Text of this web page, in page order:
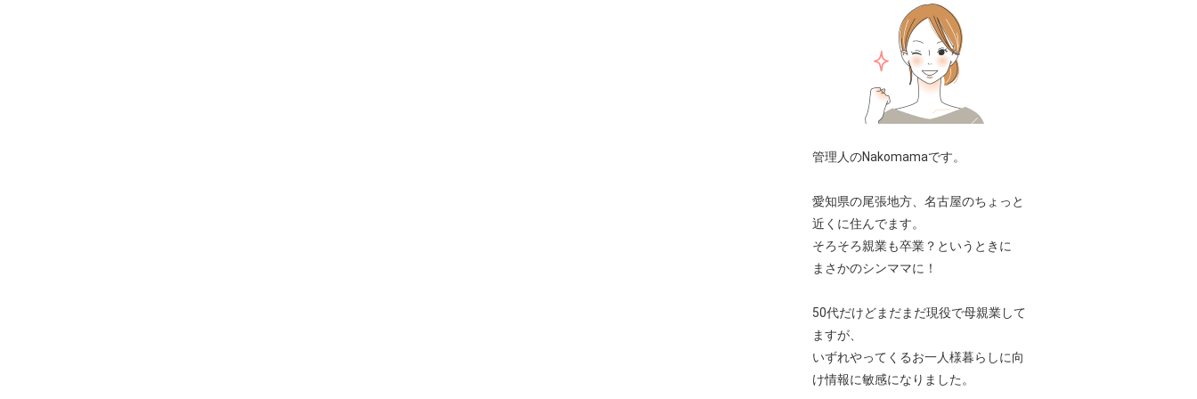
管理人のNakomamaです。
愛知県の尾張地方、名古屋のちょっと
近くに住んでます。
そろそろ親業も卒業？というときに
まさかのシンママに！
50代だけどまだまだ現役で母親業して
ますが、
いずれやってくるお一人様暮らしに向
け情報に敏感になりました。